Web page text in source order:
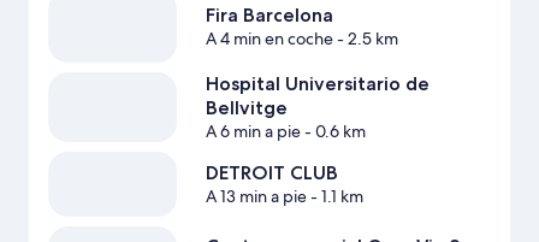
Fira Barcelona
A 4 min en coche- 2.5 km
Hospital Universitario de
Bellvitge
A 6 min a pie- 0.6 km
DETROIT CLUB
A 13 min a pie- 1.1 km